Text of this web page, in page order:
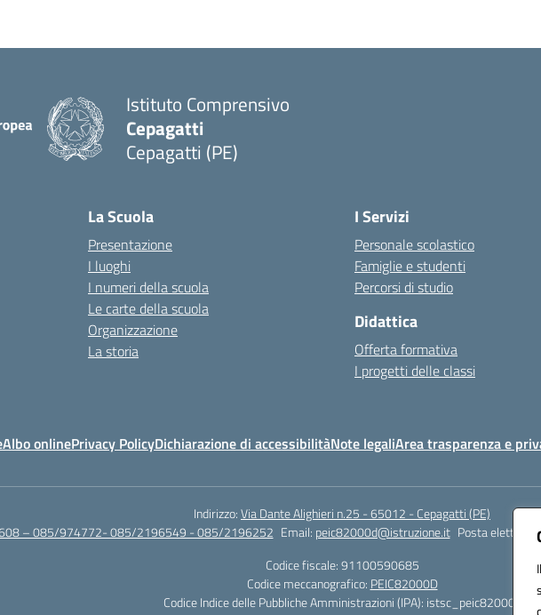
Istituto Comprensivo
Cepagatti
Cepagatti (PE)
La Scuola
Presentazione
I luoghi
I numeri della scuola
Le carte della scuola
Organizzazione
La storia
I Servizi
Personale scolastico
Famiglie e studenti
Percorsi di studio
Didattica
Offerta formativa
I progetti delle classi
Albo onlinePrivacy PolicyDichiarazione di accessibilitàNote legaliArea trasparenza e
Indirizzo:Via Dante Alighieri n.25 - 65012 - Cepagatti (PE)
– 085/974772- 085/2196549 - 085/2196252 Email: peic82000d@istruzione.it Posta
Codice fiscale: 91100590685
Codice meccanografico: PEIC82000D
Codice Indice delle Pubbliche Amministrazioni (IPA): istsc_peic82000d